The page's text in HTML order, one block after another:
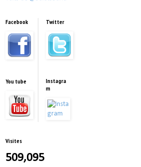
Facebook
You tube
Twitter
Instagra
m
Visites
509,095